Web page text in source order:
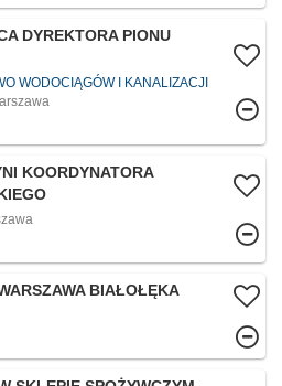
DYREKTORA PIONU
WODOCIĄGÓW I KANALIZACJI
KOORDYNATORA
BIAŁOŁĘKA